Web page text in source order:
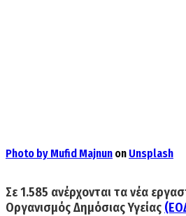
Photo by Mufid Majnun on Unsplash
Σε1.585 ανέρχονται τα νέα
Οργανισμός Δημόσιας Υγείας